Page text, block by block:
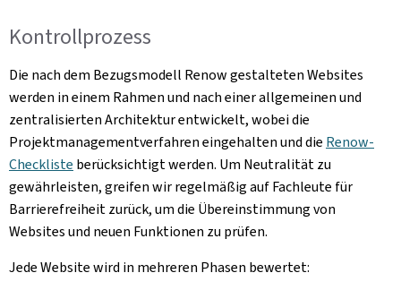
Kontrollprozess
Die nach dem Bezugsmodell Renow gestalteten Websites
werden in einem Rahmen und nach einer allgemeinen und
zentralisierten Architektur entwickelt, wobei die
Projektmanagementverfahren eingehalten und die Renow-
Checkliste berücksichtigt werden. Um Neutralität zu
gewährleisten, greifen wir regelmäßig auf Fachleute für
Barrierefreiheit zurück, um die Übereinstimmung von
Websites und neuen Funktionen zu prüfen.
Jede Website wird in mehreren Phasen bewertet: